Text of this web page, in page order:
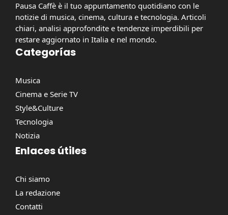
Pausa Caffè è il tuo appuntamento quotidiano con le
notizie di musica, cinema, cultura e tecnologia. Articoli
chiari, analisi approfondite e tendenze imperdibili per
restare aggiornato in Italia e nel mondo.
Categorías
Musica
Cinema e Serie TV
Style&Culture
Tecnologia
Notizia
Enlaces útiles
Chi siamo
La redazione
Contatti